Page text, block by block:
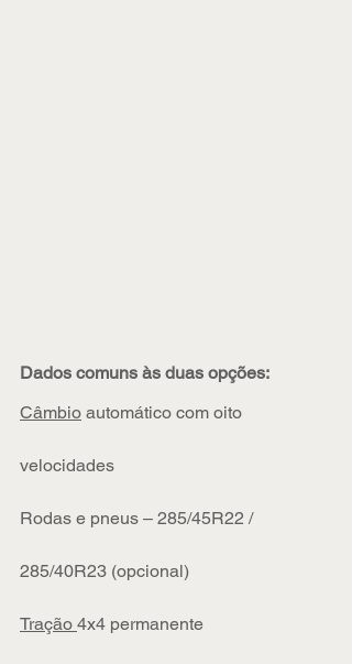
Dados comuns às duas opções:
Câmbio automático com oito
velocidades
Rodas e pneus – 285/45R22 /
285/40R23 (opcional)
Tração 4x4 permanente